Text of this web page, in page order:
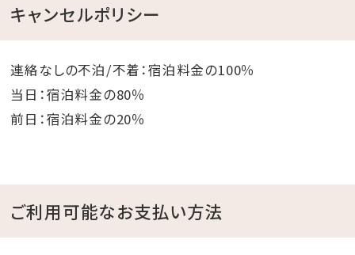
ン】でのご予約をお願いいたします。
ただし、【プール＆サウナ利用券付プラン】は室数限定販
売のため、
早期に販売を終了させていただく場合がございますの
で、あらかじめご了承ください。
ゆいレール「那覇空港駅」から「旭橋駅」まで乗車約11
分 → 「旭橋駅」よりホテルまで徒歩約10分
キャンセルポリシー
連絡なしの不泊/不着：宿泊料金の100％
当日：宿泊料金の80％
前日：宿泊料金の20％
ご利用可能なお支払い方法